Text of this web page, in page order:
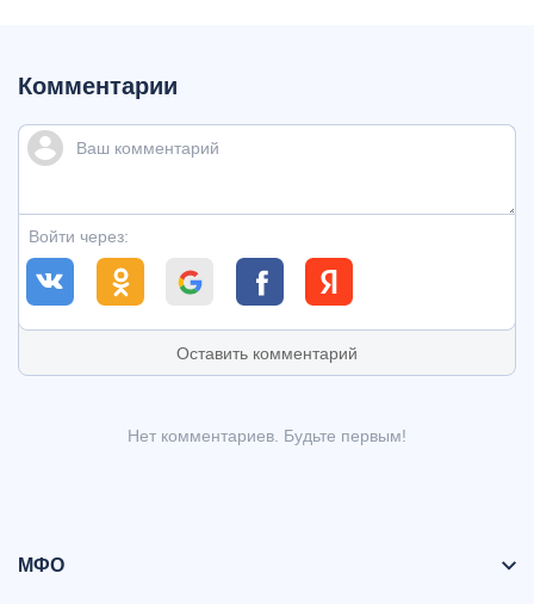
Комментарии
Войти через:
Оставить комментарий
Нет комментариев. Будьте первым!
МФО